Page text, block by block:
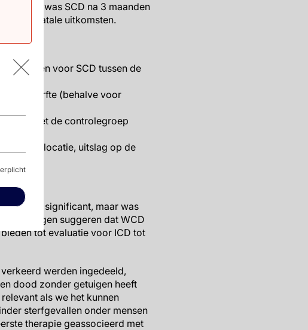
was SCD na 3 maanden
niet-fatale uitkomsten.
gezien voor SCD tussen de
sterfte (behalve voor
met de controlegroep
op elke locatie, uitslag op de
niet significant, maar was
suggeren dat WCD
tot evaluatie voor ICD tot
werden ingedeeld,
dood zonder getuigen heeft
als we het kunnen
sterfgevallen onder mensen
therapie geassocieerd met